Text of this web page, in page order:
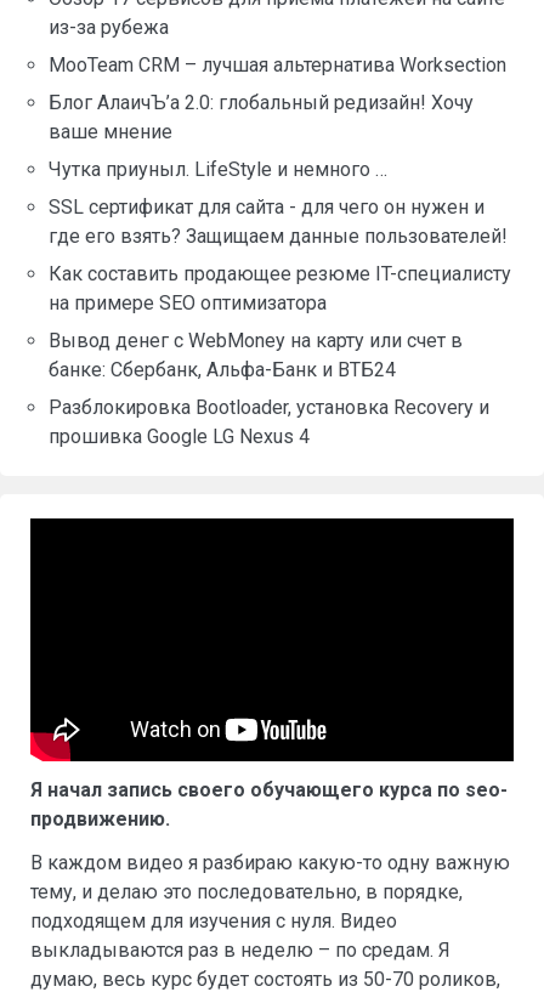
из-за рубежа
MooTeam CRM – лучшая альтернатива Worksection
Блог АлаичЪ’а 2.0: глобальный редизайн! Хочу
ваше мнение
Чутка приуныл. LifeStyle и немного …
SSL сертификат для сайта - для чего он нужен и
где его взять? Защищаем данные пользователей!
Как составить продающее резюме IT-специалисту
на примере SEO оптимизатора
Вывод денег с WebMoney на карту или счет в
банке: Сбербанк, Альфа-Банк и ВТБ24
Разблокировка Bootloader, установка Recovery и
прошивка Google LG Nexus 4
Я начал запись своего обучающего курса по seo-
продвижению.
В каждом видео я разбираю какую-то одну важную
тему, и делаю это последовательно, в порядке,
подходящем для изучения с нуля. Видео
выкладываются раз в неделю – по средам. Я
думаю, весь курс будет состоять из 50-70 роликов,